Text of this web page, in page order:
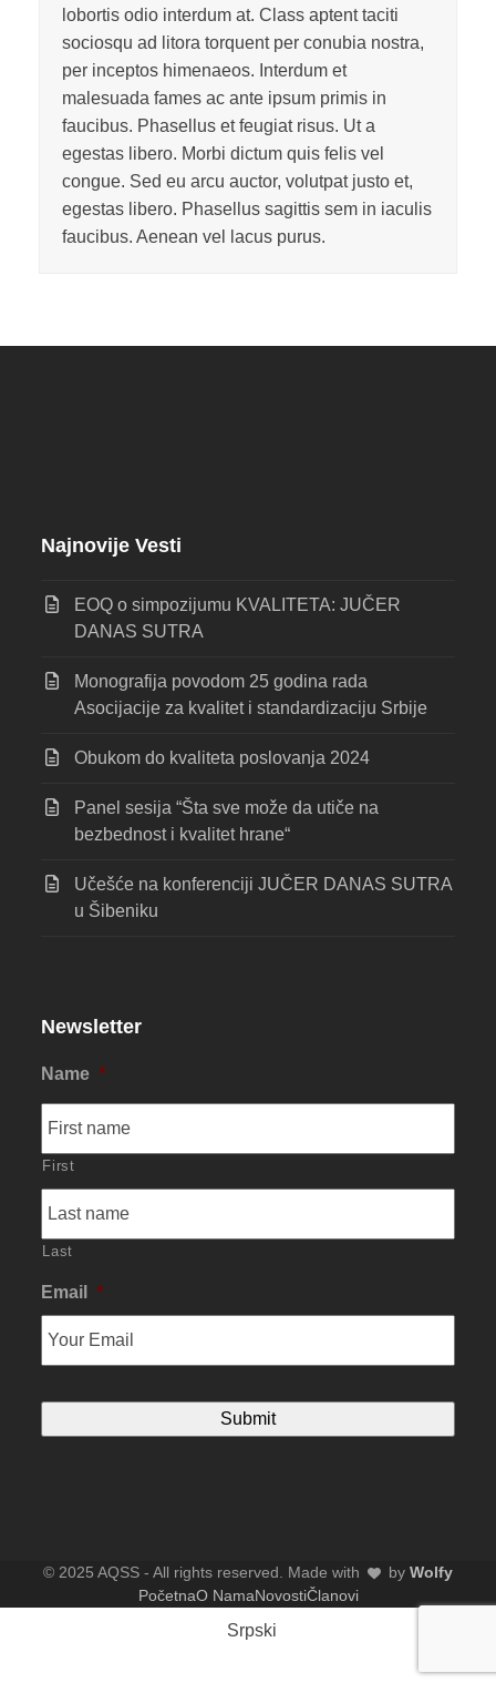
lobortis odio interdum at. Class aptent taciti
sociosqu ad litora torquent per conubia nostra,
per inceptos himenaeos. Interdum et
malesuada fames ac ante ipsum primis in
faucibus. Phasellus et feugiat risus. Ut a
egestas libero. Morbi dictum quis felis vel
congue. Sed eu arcu auctor, volutpat justo et,
egestas libero. Phasellus sagittis sem in iaculis
faucibus. Aenean vel lacus purus.
Najnovije Vesti
EOQ o simpozijumu KVALITETA: JUČER
DANAS SUTRA
Monografija povodom 25 godina rada
Asocijacije za kvalitet i standardizaciju Srbije
Obukom do kvaliteta poslovanja 2024
Panel sesija “Šta sve može da utiče na
bezbednost i kvalitet hrane“
Učešće na konferenciji JUČER DANAS SUTRA
u Šibeniku
Newsletter
Name *
First
Last
Email *
© 2025 AQSS - All rights reserved. Made with by Wolfy
PočetnaO NamaNovostiČlanovi
Srpski